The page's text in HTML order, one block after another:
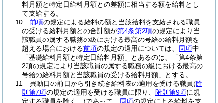
料月額と特定日給料月額との差額に相当する額を給料とし
て支給する。
10
前項の規定による給料の額と当該給料を支給される職員
の受ける給料月額との合計額が第4条第2項の規定により当
該職員の属する職務の級における最高の号給の給料月額を
超える場合における前項の規定の適用については、 同項中
「基礎給料月額と特定日給料月額」とあるのは、「第4条第
2項の規定により当該職員の属する職務の級における最高の
号給の給料月額と当該職員の受ける給料月額」とする。
11
異動日の前日から引き続き給料表の適用を受ける職員(附
則第7項の規定の適用を受ける職員に限り、 附則第9項に規
定する職員を除く。)であって、 同項の規定による給料を支